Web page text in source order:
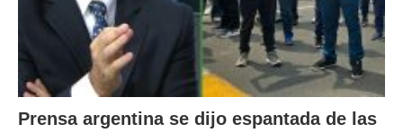
Prensa argentina se dijo espantada de las